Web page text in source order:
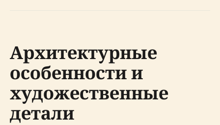
Архитектурные
особенности и
художественные
детали